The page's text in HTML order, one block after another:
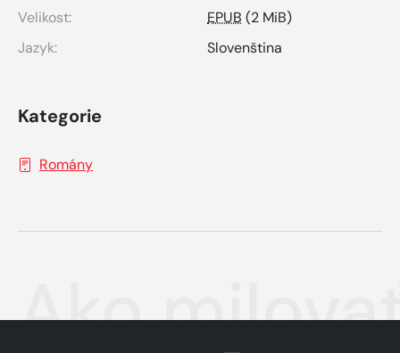
Velikost:
EPUB (2 MiB)
Jazyk:
Slovenština
Kategorie
Romány
Ako